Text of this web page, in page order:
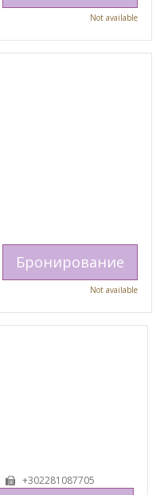
Not available
Бронирование
Not available
+302281087705